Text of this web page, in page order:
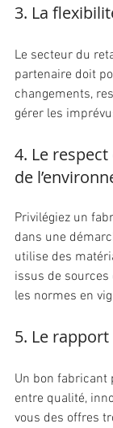
3. La
Le secteur du
partenaire doit
changements,
gérer les
4. Le
de
Privilégiez un
dans une
utilise des
issus de
les normes en
5. Le
Un bon fabricant
entre qualité,
vous des offres